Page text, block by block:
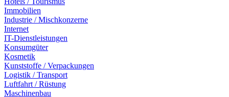
Immobilien
Industrie / Mischkonzerne
Internet
IT-Dienstleistungen
Konsumgüter
Kosmetik
Kunststoffe / Verpackungen
Logistik / Transport
Luftfahrt / Rüstung
Maschinenbau